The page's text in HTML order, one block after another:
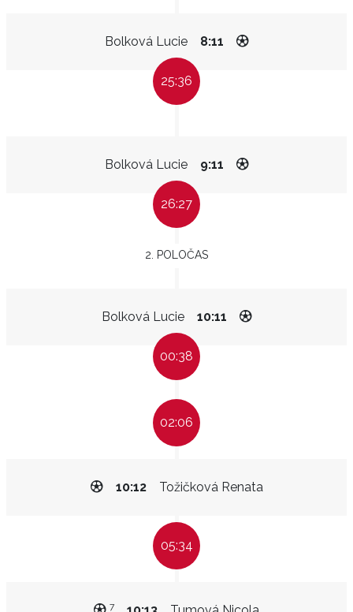
Bolková Lucie 8:11
25:36
Bolková Lucie 9:11
26:27
2. POLOČAS
Bolková Lucie 10:11
00:38
02:06
Tožičková Renata
10:12
05:34
7